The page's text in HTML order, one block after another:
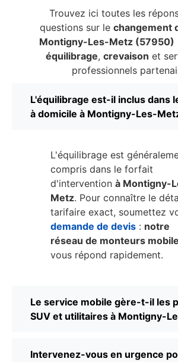
Trouvez ici toutes les
questions sur le changement
Montigny-Les-Metz (57950)
équilibrage,crevaison et
professionnels
L'équilibrage est-il inclus dans
à domicile à Montigny-Les-
L'équilibrage est
compris dans le forfait
d'intervention à Montigny-
Metz. Pour connaître le
tarifaire exact, soumettez
demande de devis : notre
réseau de monteurs
vous répond rapidement.
Le service mobile gère-t-il les
SUV et utilitaires à Montigny-
Intervenez-vous en urgence